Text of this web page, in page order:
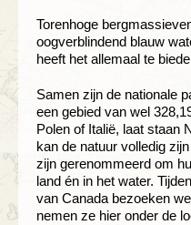
Torenhoge
oogverblindend blauw
heeft het allemaal te
Samen zijn de nationale
een gebied van wel
Polen of Italië, laat staan
kan de natuur volledig
zijn gerenommeerd om
land én in het water.
van Canada bezoeken
nemen ze hier onder de